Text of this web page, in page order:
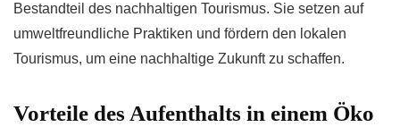
Bestandteil des nachhaltigen Tourismus. Sie setzen auf
umweltfreundliche Praktiken und fördern den lokalen
Tourismus, um eine nachhaltige Zukunft zu schaffen.
Vorteile des Aufenthalts in einem Öko